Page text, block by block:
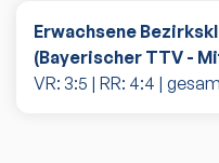
Erwachsene
(Bayerischer TTV -
VR: 3:5 | RR: 4:4 |